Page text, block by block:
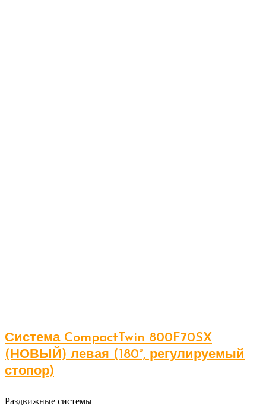
Система CompactTwin 800F70SX
(НОВЫЙ) левая (180°, регулируемый
стопор)
Раздвижные системы